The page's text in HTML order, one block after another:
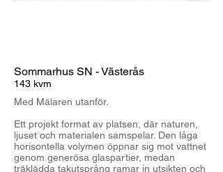
Sommarhus SN - Västerås
143 kvm
Med Mälaren utanför.
Ett projekt format av platsen, där naturen,
ljuset och materialen samspelar. Den låga
horisontella volymen öppnar sig mot vattnet
genom generösa glaspartier, medan
träklädda takutsprång ramar in utsikten och